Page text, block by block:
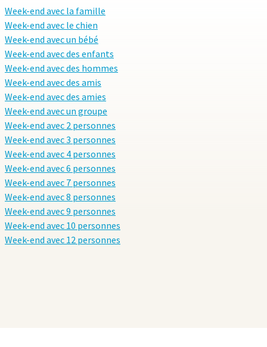
Week-end avec la famille
Week-end avec le chien
Week-end avec un bébé
Week-end avec des enfants
Week-end avec des hommes
Week-end avec des amis
Week-end avec des amies
Week-end avec un groupe
Week-end avec 2 personnes
Week-end avec 3 personnes
Week-end avec 4 personnes
Week-end avec 6 personnes
Week-end avec 7 personnes
Week-end avec 8 personnes
Week-end avec 9 personnes
Week-end avec 10 personnes
Week-end avec 12 personnes